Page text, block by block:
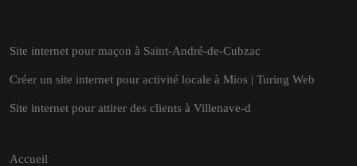
Site internet pour maçon à Saint-André-de-Cubzac
Créer un site internet pour activité locale à Mios | Turing Web
Site internet pour attirer des clients à Villenave-d
Accueil